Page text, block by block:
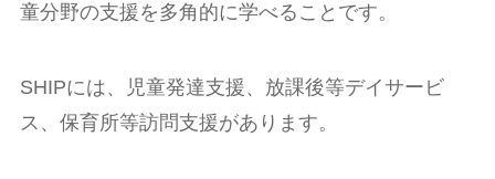
童分野の支援を多角的に学べることです。
SHIPには、児童発達支援、放課後等デイサービ
ス、保育所等訪問支援があります。